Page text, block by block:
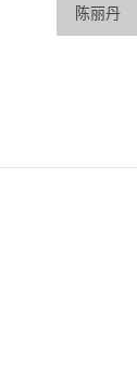
陈丽丹